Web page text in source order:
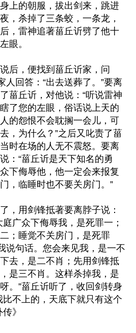
上的朝服，拔出剑来，跳进
，杀掉了三条蛟，一条龙，
，雷神追著菑丘䜣劈了他十
眼。
后，便找到菑丘䜣家，问
人回答：“出去送葬了。”要离
菑丘䜣，对他说：“听说雷神
了您的左眼，俗话说上天的
的怨恨不会耽搁一会儿，可
，为什么？”之后又叱责了菑
时在场的人无不震怒。要离
：“菑丘䜣是天下知名的勇
下侮辱他，他一定会来报复
，临睡时也不要关房门。”
，用剑锋抵著要离脖子说：
广众下侮辱我，是死罪一；
；睡觉不关房门，是死罪
说句话。您会来见我，是一不
去，是二不肖；先用剑锋抵
是三不肖。这样杀掉我，是
。”菑丘䜣听了，收回剑转身
比不上的，天底下就只有这个
》